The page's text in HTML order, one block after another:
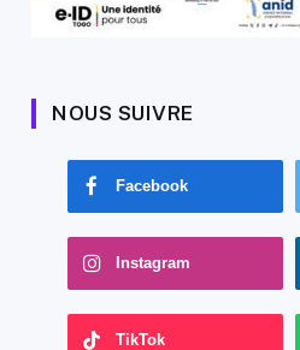
NOUS SUIVRE
Facebook
Instagram
TikTok